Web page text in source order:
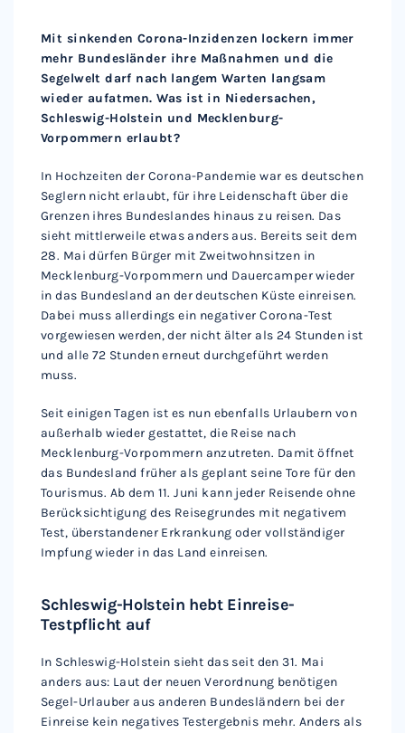
Mit sinkenden Corona-Inzidenzen lockern immer
mehr Bundesländer ihre Maßnahmen und die
Segelwelt darf nach langem Warten langsam
wieder aufatmen. Was ist in Niedersachen,
Schleswig-Holstein und Mecklenburg-
Vorpommern erlaubt?
In Hochzeiten der Corona-Pandemie war es deutschen
Seglern nicht erlaubt, für ihre Leidenschaft über die
Grenzen ihres Bundeslandes hinaus zu reisen. Das
sieht mittlerweile etwas anders aus. Bereits seit dem
28. Mai dürfen Bürger mit Zweitwohnsitzen in
Mecklenburg-Vorpommern und Dauercamper wieder
in das Bundesland an der deutschen Küste einreisen.
Dabei muss allerdings ein negativer Corona-Test
vorgewiesen werden, der nicht älter als 24 Stunden ist
und alle 72 Stunden erneut durchgeführt werden
muss.
Seit einigen Tagen ist es nun ebenfalls Urlaubern von
außerhalb wieder gestattet, die Reise nach
Mecklenburg-Vorpommern anzutreten. Damit öffnet
das Bundesland früher als geplant seine Tore für den
Tourismus. Ab dem 11. Juni kann jeder Reisende ohne
Berücksichtigung des Reisegrundes mit negativem
Test, überstandener Erkrankung oder vollständiger
Impfung wieder in das Land einreisen.
Schleswig-Holstein hebt Einreise-
Testpflicht auf
In Schleswig-Holstein sieht das seit den 31. Mai
anders aus: Laut der neuen Verordnung benötigen
Segel-Urlauber aus anderen Bundesländern bei der
Einreise kein negatives Testergebnis mehr. Anders als